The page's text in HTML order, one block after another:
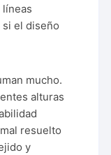
el diseño
mucho.
alturas
resuelto
y